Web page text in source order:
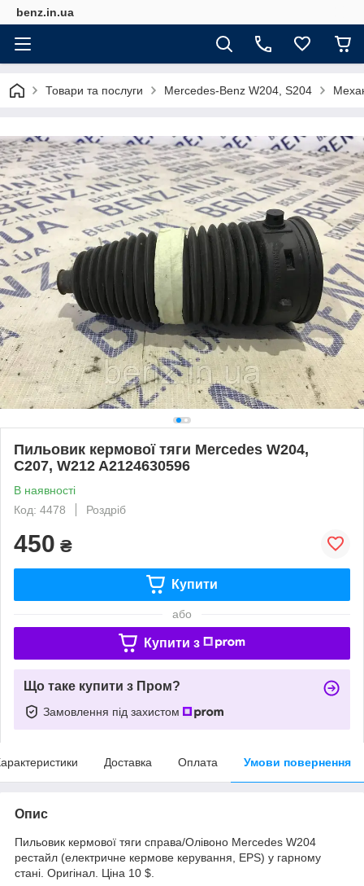
benz.in.ua
Товари та послуги Mercedes-Benz W204, S204
Пильовик кермової тяги Mercedes W204,
C207, W212 A2124630596
В наявності
Код: 4478
Роздріб
450 ₴
Купити
або
Купити з
Що таке купити з Пром?
Замовлення під захистом
Доставка Оплата Умови повернення
Опис
Пильовик кермової тяги справа/Олівоно Mercedes W204
рестайл (електричне кермове керування, EPS) у гарному
стані. Оригінал. Ціна 10 $.